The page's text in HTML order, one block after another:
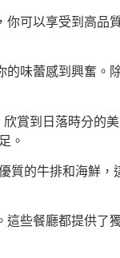
可以享受到高品
味蕾感到興奮。
賞到日落時分的
。
質的牛排和海鮮，
些餐廳都提供了